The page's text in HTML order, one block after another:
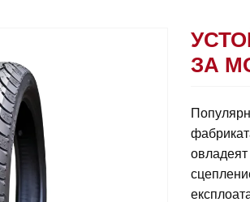
ЗА
овладеят